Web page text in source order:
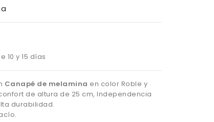
10 y 15 días
Canapé de melamina en color Roble y
de altura de 25 cm, Independencia
durabilidad.